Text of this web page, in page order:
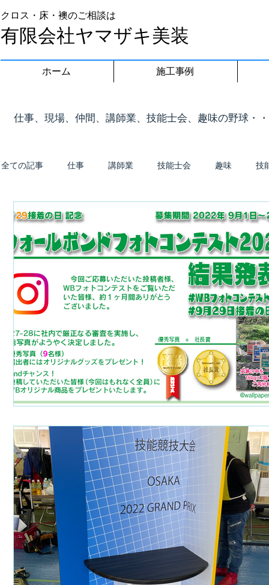
クロス・床・襖のご相談は
有限会社ヤマザキ美装
ホーム 施工事例
仕事、現場、仲間、講師業、技能士会、趣味の野球・
全ての記事 仕事 講師業 技能士会 趣味 技